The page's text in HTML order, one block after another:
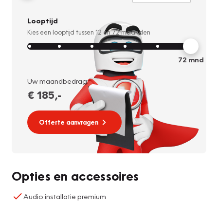
Looptijd
Kies een looptijd tussen 12 en72maanden
72 mnd
Uw maandbedrag:
€ 185,-
Offerte aanvragen
Opties en accessoires
Audio installatie premium